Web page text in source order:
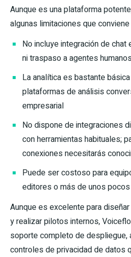
Aunque es una plataforma
algunas limitaciones que
No incluye integración de
ni traspaso a agentes humanos
La analítica es bastante
plataformas de análisis
empresarial
No dispone de integraciones
con herramientas habituales;
conexiones necesitarás
Puede ser costoso para
editores o más de unos
Aunque es excelente para
y realizar pilotos internos,
soporte completo de despliegue,
controles de privacidad de datos